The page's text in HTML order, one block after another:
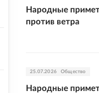
Народные
против ветра
25.07.2026 Общество
Народные